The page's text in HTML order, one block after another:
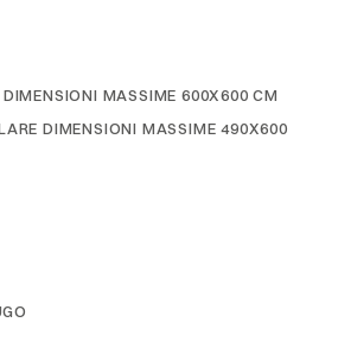
MASSIME 600X600 CM
DIMENSIONI MASSIME 490X600